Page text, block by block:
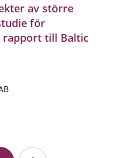
av större
för
rapport till Baltic